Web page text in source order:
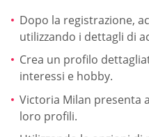
Dopo la registrazione,
utilizzando i dettagli di
Crea un profilo
interessi e hobby.
Victoria Milan presenta
loro profili.